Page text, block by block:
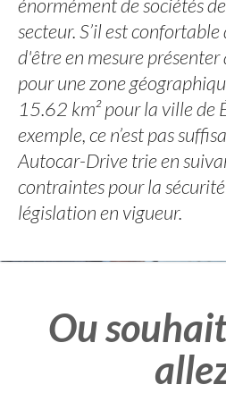
énormément de sociétés
secteur. S’il est
d'être en mesure présenter
pour une zone
15.62 km² pour la ville de
exemple, ce n’est pas
Autocar-Drive trie en
contraintes pour la
législation en vigueur.
Ou